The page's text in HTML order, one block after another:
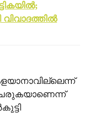
ചേരുകയാണെന്ന്